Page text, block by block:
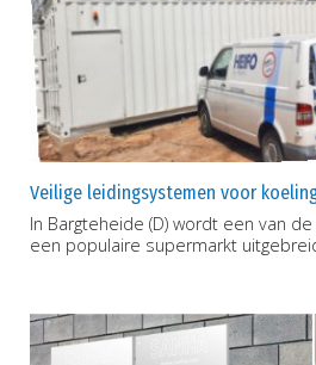
Veilige leidingsystemen voor
In Bargteheide (D) wordt een van
een populaire supermarkt